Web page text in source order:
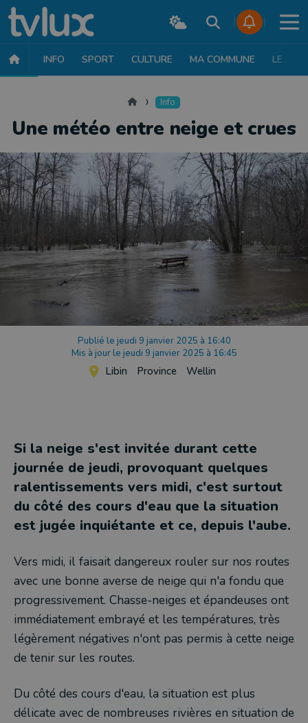
INFO SPORT CULTURE MA COMMUNE LE JT
Accueil Info
Une météo entre neige et crues
Publié le jeudi 9 janvier 2025 à 16:40
Mis à jour le jeudi 9 janvier 2025 à 16:45
Libin Province Wellin
Si la neige s'est invitée durant cette
journée de jeudi, provoquant quelques
ralentissements vers midi, c'est surtout
du côté des cours d'eau que la situation
est jugée inquiétante et ce, depuis l'aube.
Vers midi, il faisait dangereux rouler sur nos routes
avec une bonne averse de neige qui n'a fondu que
progressivement. Chasse-neiges et épandeuses ont
immédiatement embrayé et les températures, très
légèrement négatives n'ont pas permis à cette neige
de tenir sur les routes.
Du côté des cours d'eau, la situation est plus
délicate avec de nombreuses rivières en situation de